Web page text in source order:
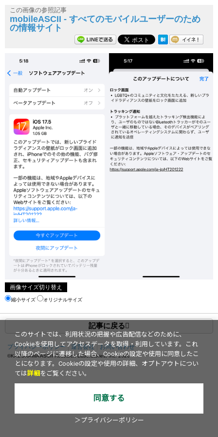
この画像の参照記事
mobileASCII - すべてのモバイルユーザーのため
の情報サイト
画像サイズ切り替え
縮小サイズ オリジナルサイズ
記事に戻る
プライバシーポリシー 運営会社 お問い合わせ
©KADOKAWA ASCII Research Laboratories, Inc.2026
このサイトでは、利用状況の把握や広告配信などのために、
Cookieを使用してアクセスデータを取得・利用しています。これ
以降のページに遷移した場合、Cookieの設定や使用に同意したこ
とになります。Cookieの設定や使用の詳細、オプトアウトについ
ては詳細 をご覧ください。
同意する
＞プライバシーポリシー